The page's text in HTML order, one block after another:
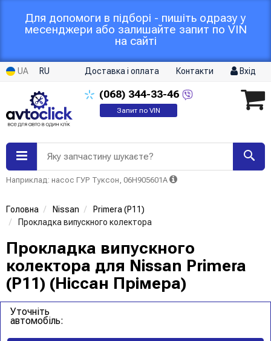
Для допомоги в підборі - пишіть одразу у
месенджери або залишайте запит по VIN
на сайті
UA RU Доставка і оплата Контакти Вхід
(068) 344-33-46
Запит по VIN
Яку запчастину шукаєте?
Наприклад: насос ГУР Туксон, 06H905601A
Головна Nissan
Primera (P11)
Прокладка випускного колектора
Прокладка випускного
колектора для Nissan Primera
(P11) (Ніссан Прімера)
Уточніть
автомобіль: